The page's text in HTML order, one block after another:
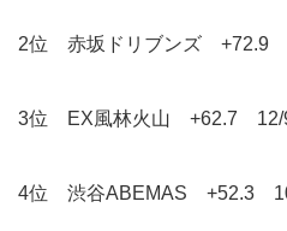
2位 赤坂ドリブンズ +72.9
3位 EX風林火山 +62.7 12/
4位 渋谷ABEMAS +52.3